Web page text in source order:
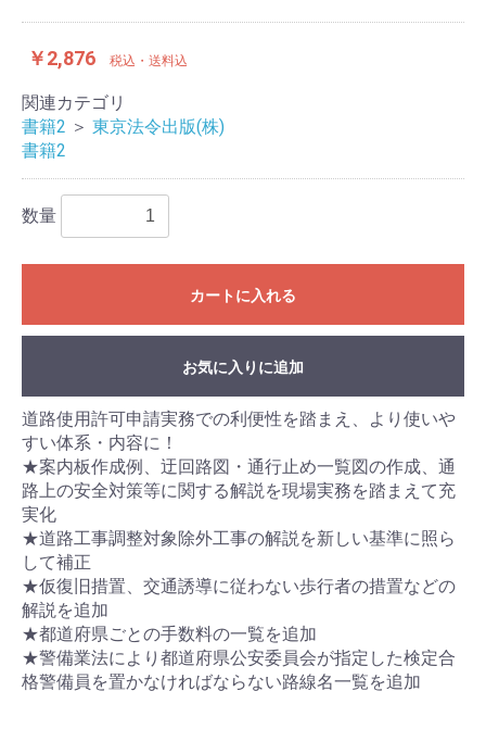
￥2,876 税込・送料込
関連カテゴリ
書籍2 ＞ 東京法令出版(株)
書籍2
数量
カートに入れる
お気に入りに追加
道路使用許可申請実務での利便性を踏まえ、より使いや
すい体系・内容に！
★案内板作成例、迂回路図・通行止め一覧図の作成、通
路上の安全対策等に関する解説を現場実務を踏まえて充
実化
★道路工事調整対象除外工事の解説を新しい基準に照ら
して補正
★仮復旧措置、交通誘導に従わない歩行者の措置などの
解説を追加
★都道府県ごとの手数料の一覧を追加
★警備業法により都道府県公安委員会が指定した検定合
格警備員を置かなければならない路線名一覧を追加